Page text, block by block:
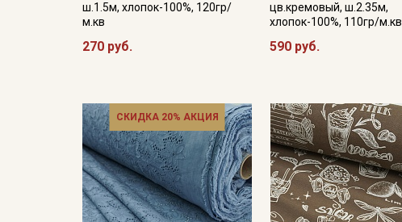
ш.1.5м, хлопок-100%, 120гр/
м.кв
270 руб.
цв.кремовый, ш.2.35м,
хлопок-100%, 110гр/м.кв
590 руб.
СКИДКА 20% АКЦИЯ